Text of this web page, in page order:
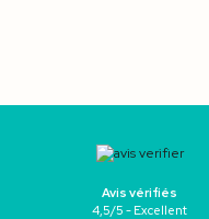
Avis vérifiés
4,5/5 - Excellent